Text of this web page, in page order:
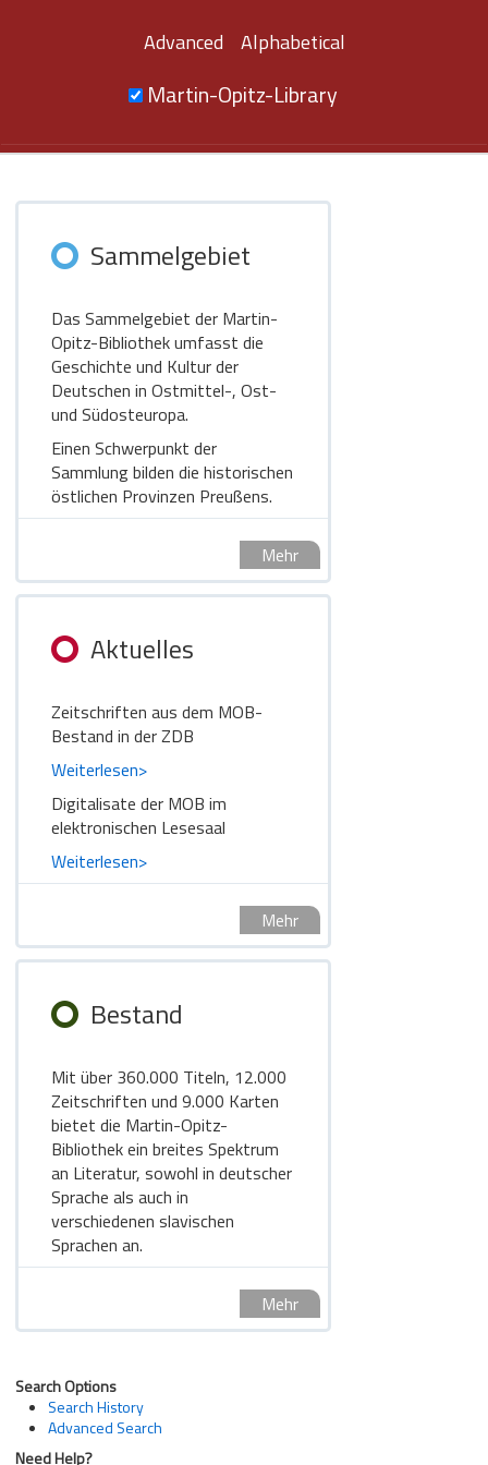
Advanced Alphabetical
Martin-Opitz-Library
Sammelgebiet
Das Sammelgebiet der Martin-
Opitz-Bibliothek umfasst die
Geschichte und Kultur der
Deutschen in Ostmittel-, Ost-
und Südosteuropa.
Einen Schwerpunkt der
Sammlung bilden die historischen
östlichen Provinzen Preußens.
Mehr
Aktuelles
Zeitschriften aus dem MOB-
Bestand in der ZDB
Weiterlesen>
Digitalisate der MOB im
elektronischen Lesesaal
Weiterlesen>
Mehr
Bestand
Mit über 360.000 Titeln, 12.000
Zeitschriften und 9.000 Karten
bietet die Martin-Opitz-
Bibliothek ein breites Spektrum
an Literatur, sowohl in deutscher
Sprache als auch in
verschiedenen slavischen
Sprachen an.
Mehr
Search Options
Search History
Advanced Search
Need Help?